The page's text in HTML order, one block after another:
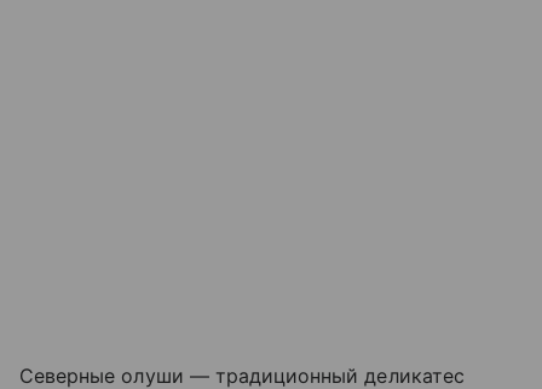
Северные олуши — традиционный деликатес